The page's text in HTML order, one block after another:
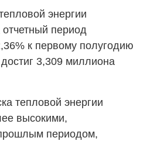
энергии
отчетный период
к первому полугодию
3,309 миллиона
тепловой энергии
высокими,
периодом,